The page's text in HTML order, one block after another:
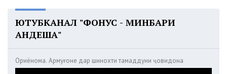
ЮТУБКАНАЛ "ФОНУС - МИНБАРИ
АНДЕША"
Ориёнома. Армуғоне дар шинохти тамаддуни ҷовидона